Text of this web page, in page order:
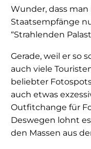
Wunder, dass
Staatsempfänge
“Strahlenden
Gerade, weil er so
auch viele
beliebter
auch etwas
Outfitchange für
Deswegen lohnt
den Massen aus